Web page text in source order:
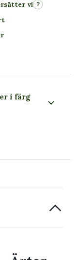
vi ?
i färg